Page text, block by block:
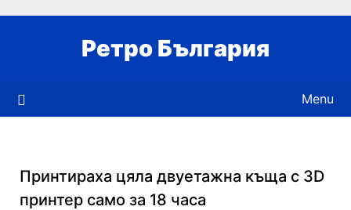
Ретро България
Menu
Принтираха цяла двуетажна къща с 3D
принтер само за 18 часа